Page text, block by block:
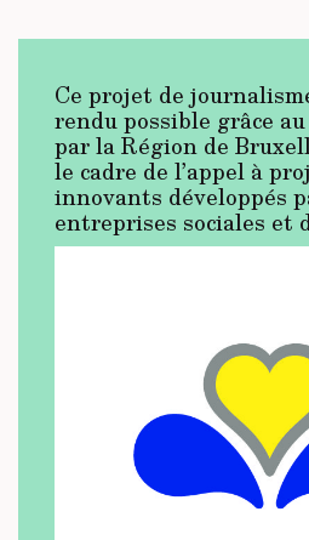
Ce projet de
rendu possible grâce
par la Région de
le cadre de l’appel à
innovants développés
entreprises sociales et